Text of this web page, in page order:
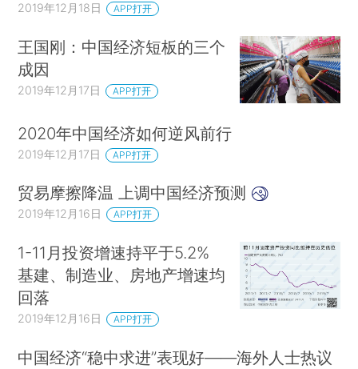
2019年12月18日 APP打开
王国刚：中国经济短板的三个
成因
2019年12月17日 APP打开
2020年中国经济如何逆风前行
2019年12月17日 APP打开
贸易摩擦降温 上调中国经济预测
2019年12月16日 APP打开
1-11月投资增速持平于5.2%
基建、制造业、房地产增速均
回落
2019年12月16日 APP打开
中国经济“稳中求进”表现好——海外人士热议